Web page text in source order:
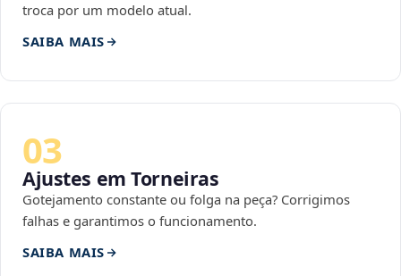
troca por um modelo atual.
SAIBA MAIS
03
Ajustes em Torneiras
Gotejamento constante ou folga na peça? Corrigimos
falhas e garantimos o funcionamento.
SAIBA MAIS